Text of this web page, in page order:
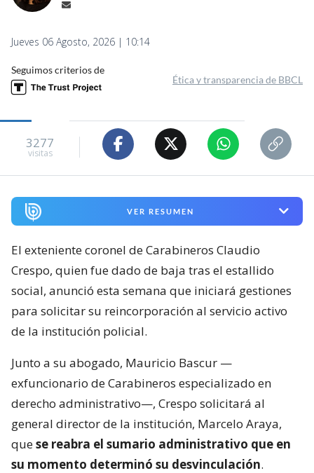
Jueves 06 Agosto, 2026 | 10:14
Seguimos criterios de
Ética y transparencia de BBCL
3277
visitas
VER RESUMEN
El exteniente coronel de Carabineros Claudio
Crespo, quien fue dado de baja tras el estallido
social, anunció esta semana que iniciará gestiones
para solicitar su reincorporación al servicio activo
de la institución policial.
Junto a su abogado, Mauricio Bascur —
exfuncionario de Carabineros especializado en
derecho administrativo—, Crespo solicitará al
general director de la institución, Marcelo Araya,
quese reabra el sumario administrativo que en
su momento determinó su desvinculación.